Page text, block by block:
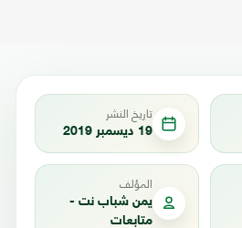
تاريخ النشر
19 ديسمبر 2019
المؤلف
يمن شباب نت -
متابعات